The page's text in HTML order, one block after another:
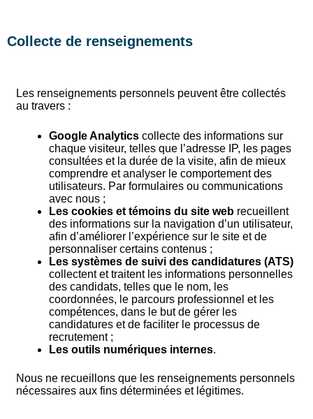
Collecte de renseignements
Les renseignements personnels peuvent être collectés
au travers :
Google Analyticscollecte des informations sur
chaque visiteur, telles que l’adresse IP, les pages
consultées et la durée de la visite, afin de mieux
comprendre et analyser le comportement des
utilisateurs. Par formulaires ou communications
avec nous ;
Les cookies et témoins du site webrecueillent
des informations sur la navigation d’un utilisateur,
afin d’améliorer l’expérience sur le site et de
personnaliser certains contenus ;
Les systèmes de suivi des candidatures (ATS)
collectent et traitent les informations personnelles
des candidats, telles que le nom, les
coordonnées, le parcours professionnel et les
compétences, dans le but de gérer les
candidatures et de faciliter le processus de
recrutement ;
Les outils numériques internes.
Nous ne recueillons que les renseignements personnels
nécessaires aux fins déterminées et légitimes.